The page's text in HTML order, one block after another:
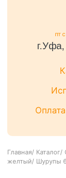
пт
Главная/ Каталог/
желтый/ Шурупы